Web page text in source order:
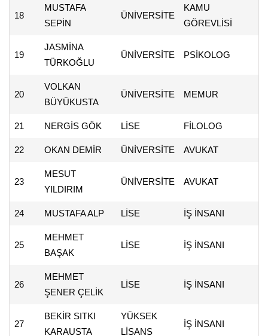
18
MUSTAFA
SEPİN
ÜNİVERSİTE
KAMU
GÖREVLİSİ
19
JASMİNA
TÜRKOĞLU
ÜNİVERSİTE PSİKOLOG
20
VOLKAN
BÜYÜKUSTA
ÜNİVERSİTE MEMUR
21 NERGİS GÖK LİSE FİLOLOG
22 OKAN DEMİR ÜNİVERSİTE AVUKAT
23
MESUT
YILDIRIM
ÜNİVERSİTE AVUKAT
24 MUSTAFA ALP LİSE İŞ İNSANI
25
MEHMET
BAŞAK
LİSE İŞ İNSANI
26
MEHMET
ŞENER ÇELİK
LİSE İŞ İNSANI
27
BEKİR SITKI
KARAUSTA
YÜKSEK
LİSANS
İŞ İNSANI